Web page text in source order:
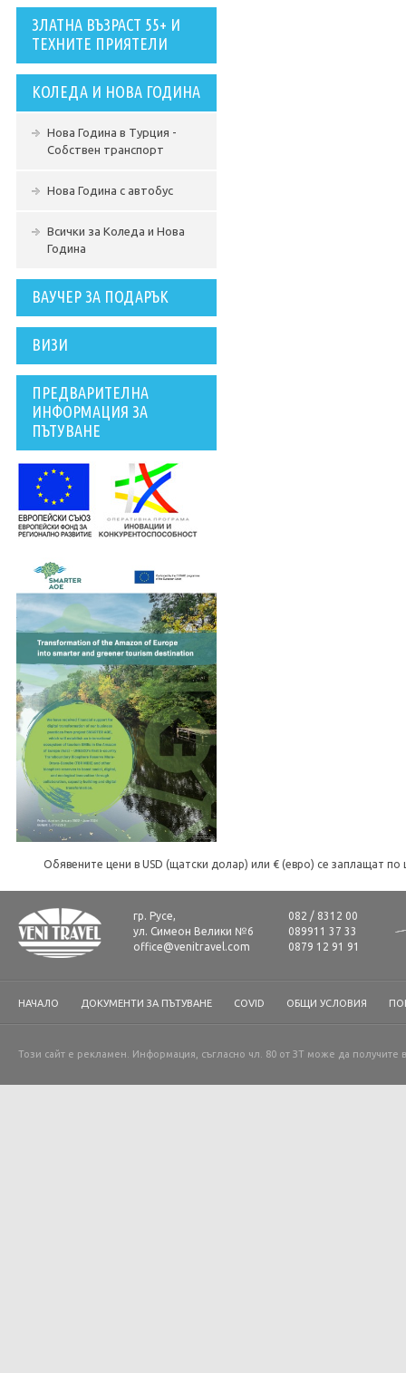
ЗЛАТНА ВЪЗРАСТ 55+ И
ТЕХНИТЕ ПРИЯТЕЛИ
КОЛЕДА И НОВА ГОДИНА
Нова Година в Турция -
Собствен транспорт
Нова Година с автобус
Всички за Коледа и Нова
Година
ВАУЧЕР ЗА ПОДАРЪК
ВИЗИ
ПРЕДВАРИТЕЛНА
ИНФОРМАЦИЯ ЗА
ПЪТУВАНЕ
Обявените цени в USD (щатски долар) или € (евро) се заплащат
гр. Русе,
ул. Симеон Велики №6
office@venitravel.com
082 / 8312 00
089911 37 33
0879 12 91 91
НАЧАЛО ДОКУМЕНТИ ЗА ПЪТУВАНЕ COVID ОБЩИ УСЛОВИЯ
Този сайт е рекламен. Информация, съгласно чл. 80 от ЗТ може да получите